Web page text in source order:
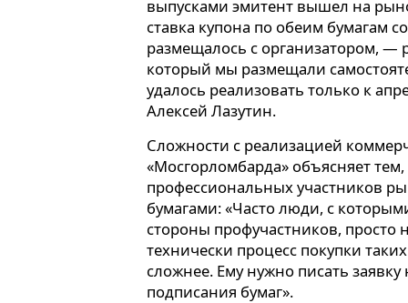
выпусками эмитент вышел на
ставка купона по обеим бумагам
размещалось с организатором, —
который мы размещали
удалось реализовать только к
Алексей Лазутин.
Сложности с реализацией
«Мосгорломбарда» объясняет
профессиональных участников
бумагами: «Часто люди, с
стороны профучастников,
технически процесс покупки
сложнее. Ему нужно писать
подписания бумаг».